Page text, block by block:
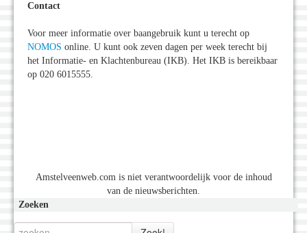
Contact
Voor meer informatie over baangebruik kunt u terecht op
NOMOS online. U kunt ook zeven dagen per week terecht bij
het Informatie- en Klachtenbureau (IKB). Het IKB is bereikbaar
op 020 6015555.
Amstelveenweb.com is niet verantwoordelijk voor de inhoud
van de nieuwsberichten.
Zoeken